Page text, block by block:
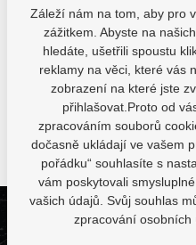
Otestovali jsme
hru Sauce Toss
Záleží nám na tom, aby pro
zážitkem. Abyste na
hledáte, ušetřili spoustu
reklamy na věci, které vás
zobrazení na které jste
přihlašovat.Proto od
zpracováním souborů
dočasně ukládají ve vašem
pořádku“ souhlasíte s
vám poskytovali
vašich údajů. Svůj souhlas
zpracování osobních